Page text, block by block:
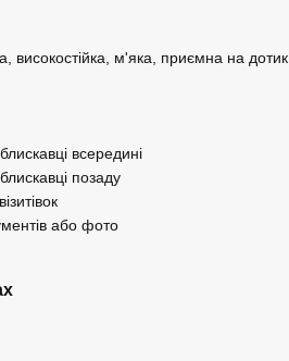
високостійка, м'яка, приємна на дотик
всередині
позаду
або фото